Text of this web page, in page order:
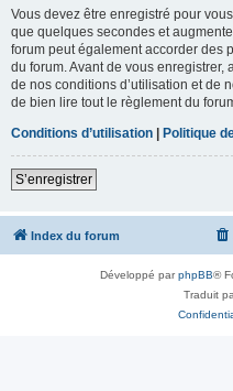
Vous devez être enregistré pour
que quelques secondes et
forum peut également accorder des
du forum. Avant de vous enregistrer,
de nos conditions d’utilisation et de
de bien lire tout le règlement du
Conditions d’utilisation | Politique
S’enregistrer
Index du forum
Développé parphpBB®
Traduit